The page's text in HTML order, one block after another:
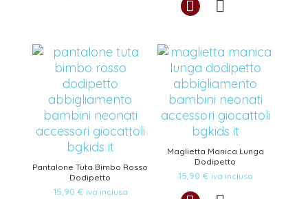
Pantalone Tuta Bimbo Rosso
Dodipetto
15,90 € iva inclusa
Maglietta Manica Lunga
Dodipetto
15,90 € iva inclusa